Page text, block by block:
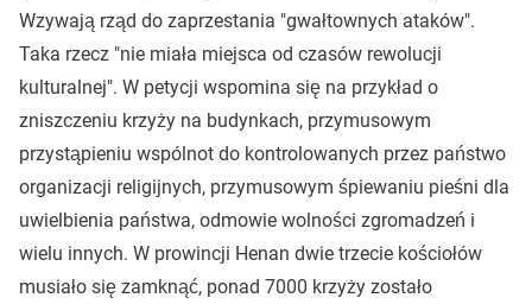
Wzywają rząd do zaprzestania "gwałtownych ataków".
Taka rzecz "nie miała miejsca od czasów rewolucji
kulturalnej". W petycji wspomina się na przykład o
zniszczeniu krzyży na budynkach, przymusowym
przystąpieniu wspólnot do kontrolowanych przez państwo
organizacji religijnych, przymusowym śpiewaniu pieśni dla
uwielbienia państwa, odmowie wolności zgromadzeń i
wielu innych. W prowincji Henan dwie trzecie kościołów
musiało się zamknąć, ponad 7000 krzyży zostało